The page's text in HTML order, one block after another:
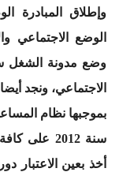
الوضع الاجتماعي
الاجتماعي، ونجد
بموجبها نظام
أخذ بعين الاعتبار